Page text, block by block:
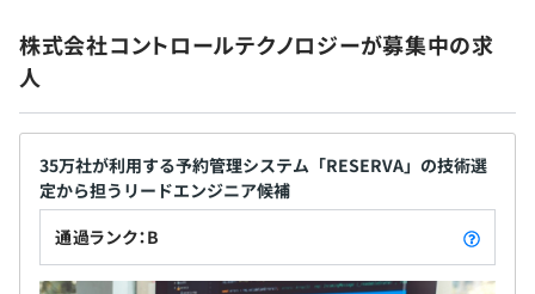
株式会社コントロールテクノロジーが募集中の求
人
35万社が利用する予約管理システム「RESERVA」の技術選
定から担うリードエンジニア候補
通過ランク：B